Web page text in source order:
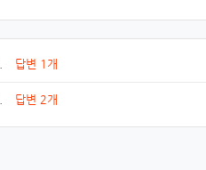
답변 1개
답변 2개